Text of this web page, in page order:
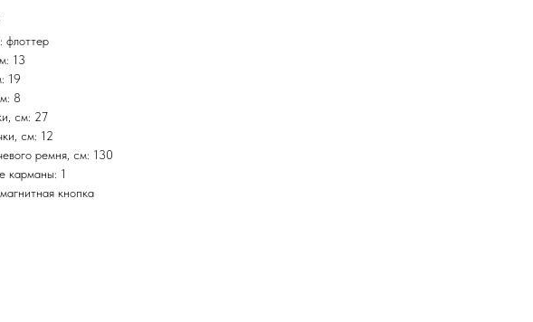
флоттер
13
19
8
см: 27
см: 12
ремня, см: 130
карманы: 1
кнопка